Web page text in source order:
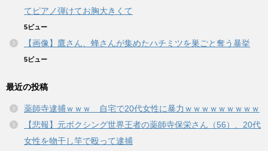
てピアノ弾けてお胸大きくて
5ビュー
【画像】鷹さん、蜂さんが集めたハチミツを巣ごと奪う暴挙
5ビュー
最近の投稿
薬師寺逮捕ｗｗｗ 自宅で20代女性に暴力ｗｗｗｗｗｗｗｗｗ
【悲報】元ボクシング世界王者の薬師寺保栄さん（56）、20代
女性を物干し竿で殴って逮捕